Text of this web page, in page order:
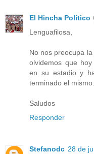
El Hincha Politico
Lenguafilosa,
No nos preocupa
olvidemos que
en su estadio y
terminado el mismo.
Saludos
Responder
Stefanodc 28 de